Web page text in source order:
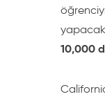
yapacak
10,000